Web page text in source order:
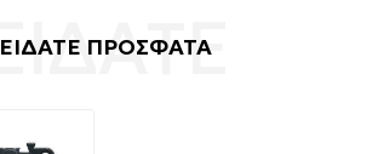
ΕΙΔΑΤΕ ΠΡΟΣΦΑΤΑ